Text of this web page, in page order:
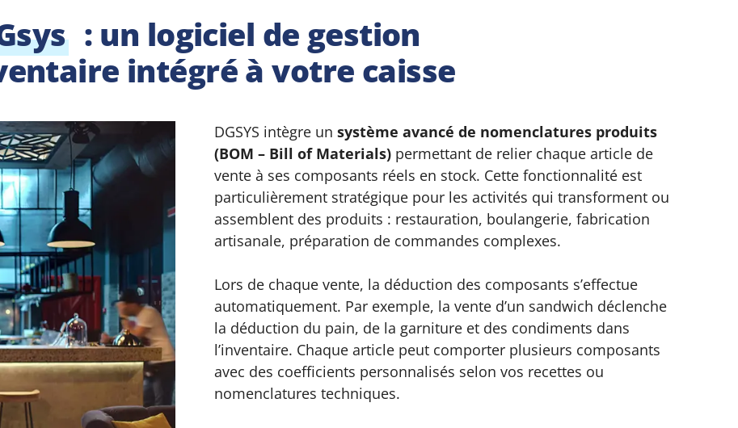
: un logiciel de gestion
intégré à votre caisse
DGSYS intègre un système avancé de nomenclatures produits
(BOM – Bill of Materials) permettant de relier chaque article de
vente à ses composants réels en stock. Cette fonctionnalité est
particulièrement stratégique pour les activités qui transforment ou
assemblent des produits : restauration, boulangerie, fabrication
artisanale, préparation de commandes complexes.
Lors de chaque vente, la déduction des composants s’effectue
automatiquement. Par exemple, la vente d’un sandwich déclenche
la déduction du pain, de la garniture et des condiments dans
l’inventaire. Chaque article peut comporter plusieurs composants
avec des coefficients personnalisés selon vos recettes ou
nomenclatures techniques.